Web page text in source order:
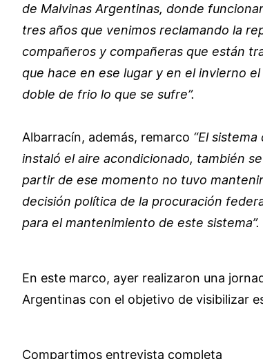
de Malvinas Argentinas, donde
tres años que venimos reclamando la
compañeros y compañeras que están
que hace en ese lugar y en el invierno
doble de frio lo que se sufre”.
Albarracín, además, remarco “El
instaló el aire acondicionado, también
partir de ese momento no tuvo
decisión política de la procuración
para el mantenimiento de este sistema”.
En este marco, ayer realizaron una
Argentinas con el objetivo de visibilizar
Compartimos entrevista completa